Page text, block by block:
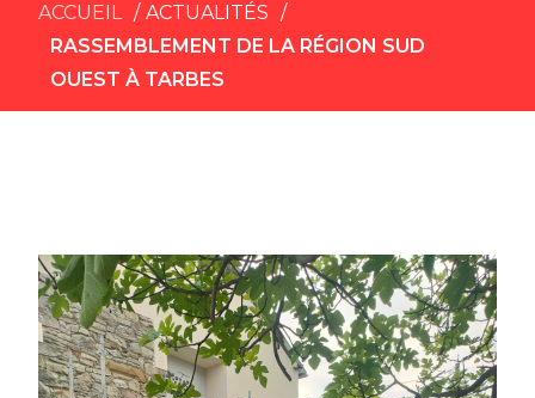
ACCUEIL
ACTUALITÉS
RASSEMBLEMENT DE LA RÉGION SUD
OUEST À TARBES